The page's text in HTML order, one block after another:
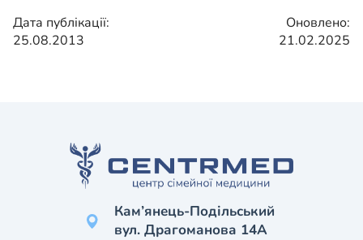
Дата публікації:
25.08.2013
Оновлено:
21.02.2025
Кам’янець-Подільський
вул. Драгоманова 14А